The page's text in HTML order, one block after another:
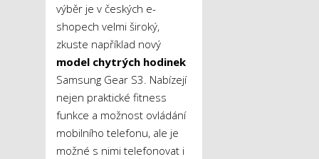
výběr je v českých e-
shopech velmi široký,
zkuste například nový
model chytrých hodinek
Samsung Gear S3. Nabízejí
nejen praktické fitness
funkce a možnost ovládání
mobilního telefonu, ale je
možné s nimi telefonovat i